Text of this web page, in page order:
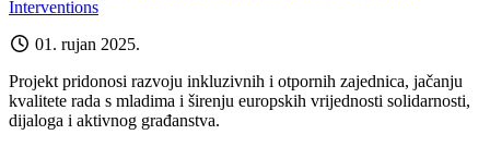
Interventions
01. rujan 2025.
Projekt pridonosi razvoju inkluzivnih i otpornih zajednica, jačanju
kvalitete rada s mladima i širenju europskih vrijednosti solidarnosti,
dijaloga i aktivnog građanstva.